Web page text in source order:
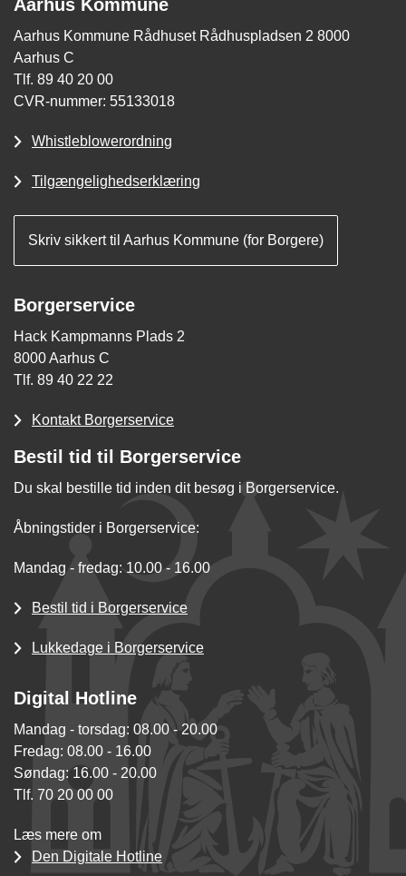
Aarhus Kommune
Aarhus Kommune Rådhuset Rådhuspladsen 2 8000
Aarhus C
Tlf. 89 40 20 00
CVR-nummer: 55133018
Whistleblowerordning
Tilgængelighedserklæring
Skriv sikkert til Aarhus Kommune (for Borgere)
Borgerservice
Hack Kampmanns Plads 2
8000 Aarhus C
Tlf. 89 40 22 22
Kontakt Borgerservice
Bestil tid til Borgerservice
Du skal bestille tid inden dit besøg i Borgerservice.
Åbningstider i Borgerservice:
Mandag - fredag: 10.00 - 16.00
Bestil tid i Borgerservice
Lukkedage i Borgerservice
Digital Hotline
Mandag - torsdag: 08.00 - 20.00
Fredag: 08.00 - 16.00
Søndag: 16.00 - 20.00
Tlf. 70 20 00 00
Læs mere om
Den Digitale Hotline